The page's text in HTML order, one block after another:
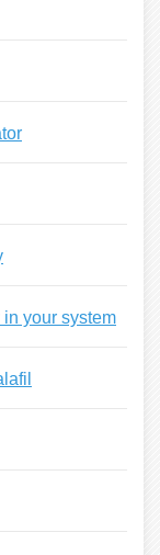
your system